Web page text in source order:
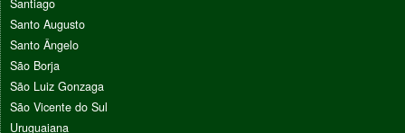
Santiago
Santo Augusto
Santo Ângelo
São Borja
São Luiz Gonzaga
São Vicente do Sul
Uruguaiana